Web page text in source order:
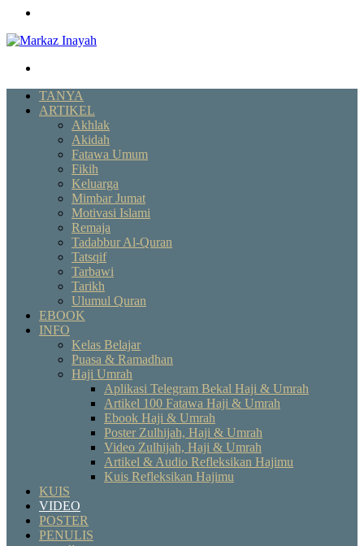
TANYA
ARTIKEL
Akhlak
Akidah
Fatawa Umum
Fikih
Keluarga
Mimbar Jumat
Motivasi Islami
Remaja
Tadabbur Al-Quran
Tatsqif
Tarbawi
Tarikh
Ulumul Quran
EBOOK
INFO
Kelas Belajar
Puasa & Ramadhan
Haji Umrah
Aplikasi Telegram Bekal Haji & Umrah
Artikel 100 Fatawa Haji & Umrah
Ebook Haji & Umrah
Poster Zulhijah, Haji & Umrah
Video Zulhijah, Haji & Umrah
Artikel & Audio Refleksikan Hajimu
Kuis Refleksikan Hajimu
KUIS
VIDEO
POSTER
PENULIS